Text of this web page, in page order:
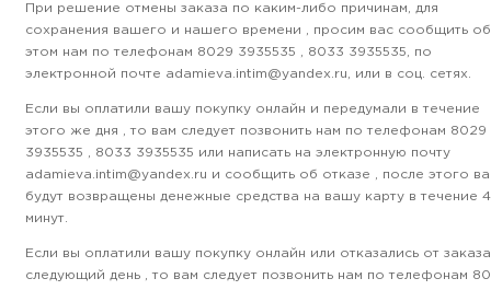
При решение отмены заказа по каким-либо причинам, для
сохранения вашего и нашего времени , просим вас сообщить об
этом нам по телефонам 8029 3935535 , 8033 3935535, по
электронной почте adamieva.intim@yandex.ru, или в соц. сетях.
Если вы оплатили вашу покупку онлайн и передумали в течение
этого же дня , то вам следует позвонить нам по телефонам 8029
3935535 , 8033 3935535 или написать на электронную почту
adamieva.intim@yandex.ru и сообщить об отказе , после этого
будут возвращены денежные средства на вашу карту в течение
минут.
Если вы оплатили вашу покупку онлайн или отказались от
следующий день , то вам следует позвонить нам по телефонам